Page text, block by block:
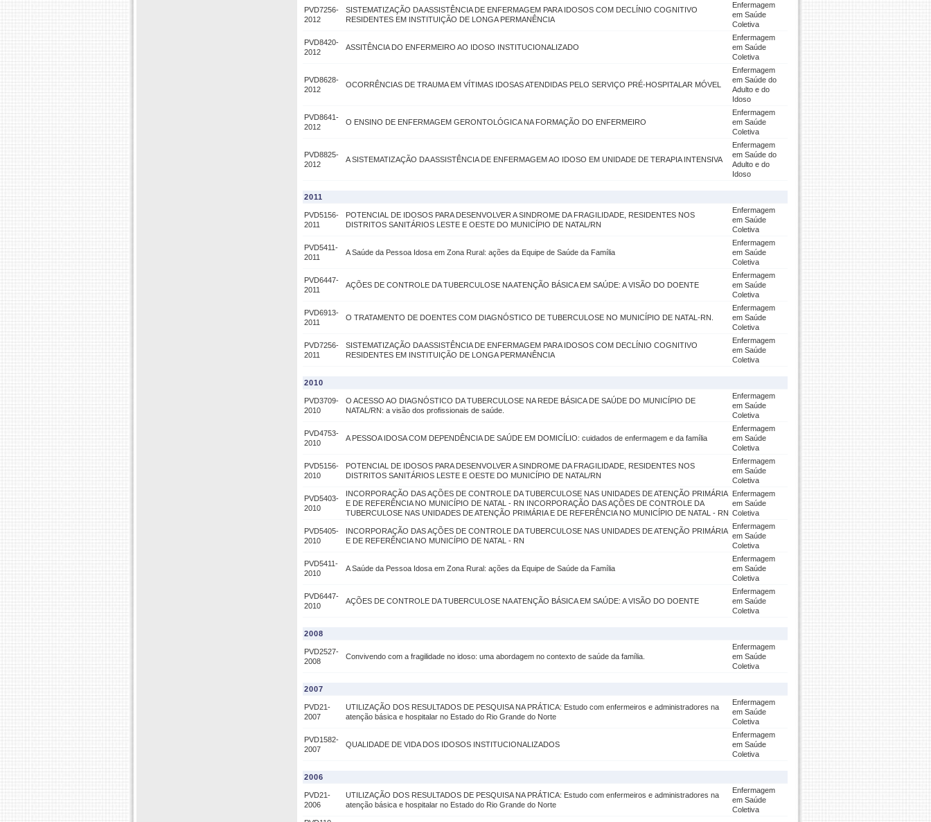
PVD7256-
2012
SISTEMATIZAÇÃO DA ASSISTÊNCIA DE ENFERMAGEM PARA IDOSOS COM DECLÍNIO COGNITIVO
RESIDENTES EM INSTITUIÇÃO DE LONGA PERMANÊNCIA
Enfermagem
em Saúde
Coletiva
PVD8420-
2012
ASSITÊNCIA DO ENFERMEIRO AO IDOSO INSTITUCIONALIZADO
Enfermagem
em Saúde
Coletiva
PVD8628-
2012
OCORRÊNCIAS DE TRAUMA EM VÍTIMAS IDOSAS ATENDIDAS PELO SERVIÇO PRÉ-HOSPITALAR MÓVEL
Enfermagem
em Saúde do
Adulto e do
Idoso
PVD8641-
2012
O ENSINO DE ENFERMAGEM GERONTOLÓGICA NA FORMAÇÃO DO ENFERMEIRO
Enfermagem
em Saúde
Coletiva
PVD8825-
2012
A SISTEMATIZAÇÃO DA ASSISTÊNCIA DE ENFERMAGEM AO IDOSO EM UNIDADE DE TERAPIA INTENSIVA
Enfermagem
em Saúde do
Adulto e do
Idoso
2011
PVD5156-
2011
POTENCIAL DE IDOSOS PARA DESENVOLVER A SINDROME DA FRAGILIDADE, RESIDENTES NOS
DISTRITOS SANITÁRIOS LESTE E OESTE DO MUNICÍPIO DE NATAL/RN
Enfermagem
em Saúde
Coletiva
PVD5411-
2011
A Saúde da Pessoa Idosa em Zona Rural: ações da Equipe de Saúde da Família
Enfermagem
em Saúde
Coletiva
PVD6447-
2011
AÇÕES DE CONTROLE DA TUBERCULOSE NA ATENÇÃO BÁSICA EM SAÚDE: A VISÃO DO DOENTE
Enfermagem
em Saúde
Coletiva
PVD6913-
2011
O TRATAMENTO DE DOENTES COM DIAGNÓSTICO DE TUBERCULOSE NO MUNICÍPIO DE NATAL-RN.
Enfermagem
em Saúde
Coletiva
PVD7256-
2011
SISTEMATIZAÇÃO DA ASSISTÊNCIA DE ENFERMAGEM PARA IDOSOS COM DECLÍNIO COGNITIVO
RESIDENTES EM INSTITUIÇÃO DE LONGA PERMANÊNCIA
Enfermagem
em Saúde
Coletiva
2010
PVD3709-
2010
O ACESSO AO DIAGNÓSTICO DA TUBERCULOSE NA REDE BÁSICA DE SAÚDE DO MUNICÍPIO DE
NATAL/RN: a visão dos profissionais de saúde.
Enfermagem
em Saúde
Coletiva
PVD4753-
2010
A PESSOA IDOSA COM DEPENDÊNCIA DE SAÚDE EM DOMICÍLIO: cuidados de enfermagem e da família
Enfermagem
em Saúde
Coletiva
PVD5156-
2010
POTENCIAL DE IDOSOS PARA DESENVOLVER A SINDROME DA FRAGILIDADE, RESIDENTES NOS
DISTRITOS SANITÁRIOS LESTE E OESTE DO MUNICÍPIO DE NATAL/RN
Enfermagem
em Saúde
Coletiva
PVD5403-
2010
INCORPORAÇÃO DAS AÇÕES DE CONTROLE DA TUBERCULOSE NAS UNIDADES DE ATENÇÃO PRIMÁRIA
E DE REFERÊNCIA NO MUNICÍPIO DE NATAL - RN INCORPORAÇÃO DAS AÇÕES DE CONTROLE DA
TUBERCULOSE NAS UNIDADES DE ATENÇÃO PRIMÁRIA E DE REFERÊNCIA NO MUNICÍPIO DE NATAL - RN
Enfermagem
em Saúde
Coletiva
PVD5405-
2010
INCORPORAÇÃO DAS AÇÕES DE CONTROLE DA TUBERCULOSE NAS UNIDADES DE ATENÇÃO PRIMÁRIA
E DE REFERÊNCIA NO MUNICÍPIO DE NATAL - RN
Enfermagem
em Saúde
Coletiva
PVD5411-
2010
A Saúde da Pessoa Idosa em Zona Rural: ações da Equipe de Saúde da Família
Enfermagem
em Saúde
Coletiva
PVD6447-
2010
AÇÕES DE CONTROLE DA TUBERCULOSE NA ATENÇÃO BÁSICA EM SAÚDE: A VISÃO DO DOENTE
Enfermagem
em Saúde
Coletiva
2008
PVD2527-
2008
Convivendo com a fragilidade no idoso: uma abordagem no contexto de saúde da família.
Enfermagem
em Saúde
Coletiva
2007
PVD21-
2007
UTILIZAÇÃO DOS RESULTADOS DE PESQUISA NA PRÁTICA: Estudo com enfermeiros e administradores na
atenção básica e hospitalar no Estado do Rio Grande do Norte
Enfermagem
em Saúde
Coletiva
PVD1582-
2007
QUALIDADE DE VIDA DOS IDOSOS INSTITUCIONALIZADOS
Enfermagem
em Saúde
Coletiva
2006
PVD21-
2006
UTILIZAÇÃO DOS RESULTADOS DE PESQUISA NA PRÁTICA: Estudo com enfermeiros e administradores na
atenção básica e hospitalar no Estado do Rio Grande do Norte
Enfermagem
em Saúde
Coletiva